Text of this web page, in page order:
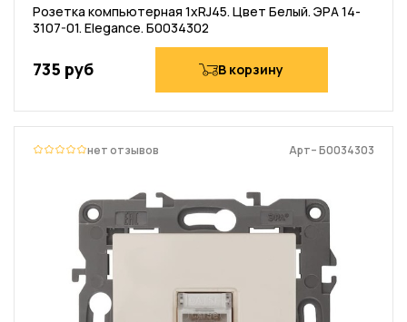
Розетка компьютерная 1хRJ45. Цвет Белый. ЭРА 14-
3107-01. Elegance. Б0034302
735 руб В корзину
нет отзывов Арт– Б0034303